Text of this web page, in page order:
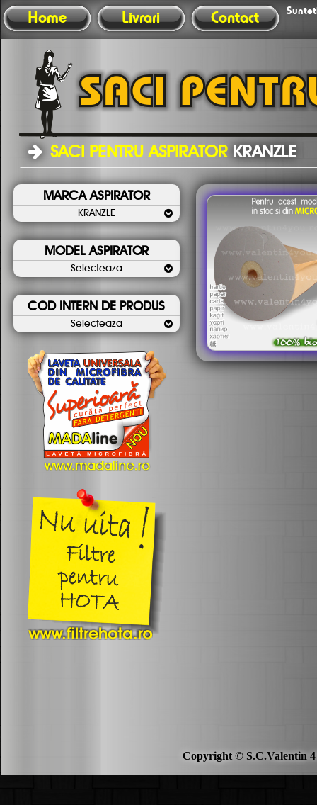
Home Livrari Contact
SACI PENTRU ASPIRATOR KRANZLE
MARCA ASPIRATOR
KRANZLE
MODEL ASPIRATOR
Selecteaza
COD INTERN DE PRODUS
Selecteaza
Copyright © S.C.Valentin